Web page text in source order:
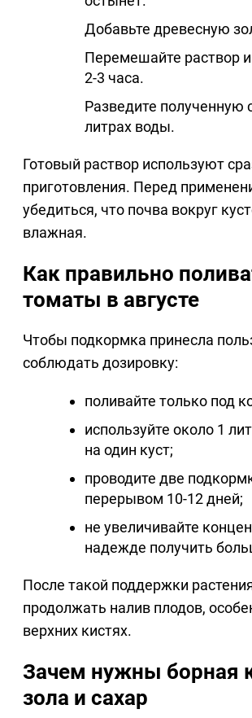
Добавьте древесную
Перемешайте раствор и
2-3 часа.
Разведите полученную
литрах воды.
Готовый раствор используют
приготовления. Перед
убедиться, что почва вокруг
влажная.
Как правильно
томаты в августе
Чтобы подкормка принесла
соблюдать дозировку:
поливайте только под
используйте около 1
на один куст;
проводите две
перерывом 10-12 дней;
не увеличивайте
надежде получить
После такой поддержки
продолжать налив плодов,
верхних кистях.
Зачем нужны борная
зола и сахар